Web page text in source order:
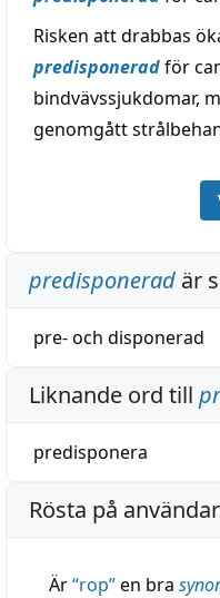
Risken att drabbas
predisponeradför
bindvävssjukdomar,
genomgått
predisponerad är
pre-och disponerad
Liknande ord till
predisponera
Rösta på
Är“rop”en bra